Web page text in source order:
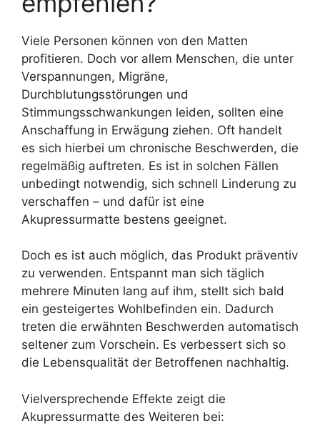
Viele Personen können von den Matten
profitieren. Doch vor allem Menschen, die unter
Verspannungen, Migräne,
Durchblutungsstörungen und
Stimmungsschwankungen leiden, sollten eine
Anschaffung in Erwägung ziehen. Oft handelt
es sich hierbei um chronische Beschwerden, die
regelmäßig auftreten. Es ist in solchen Fällen
unbedingt notwendig, sich schnell Linderung zu
verschaffen – und dafür ist eine
Akupressurmatte bestens geeignet.
Doch es ist auch möglich, das Produkt präventiv
zu verwenden. Entspannt man sich täglich
mehrere Minuten lang auf ihm, stellt sich bald
ein gesteigertes Wohlbefinden ein. Dadurch
treten die erwähnten Beschwerden automatisch
seltener zum Vorschein. Es verbessert sich so
die Lebensqualität der Betroffenen nachhaltig.
Vielversprechende Effekte zeigt die
Akupressurmatte des Weiteren bei: